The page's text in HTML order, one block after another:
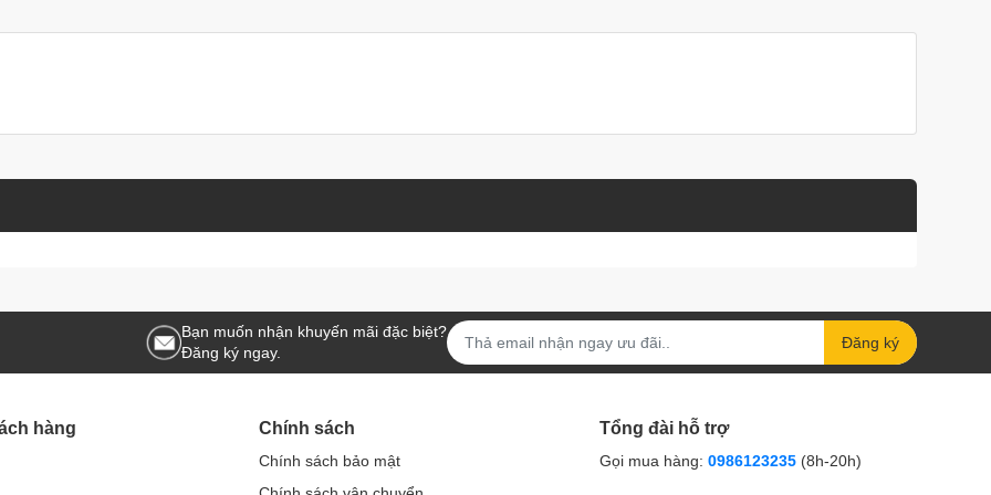
với bàn hình cảm ứng
vào ban đêm giúp mẹ dễ dàng hút sữa mà không làm phiền
Bạn muốn nhận khuyến mãi đặc biệt?
Đăng ký ngay.
Đăng ký
hàng Chính sách
Chính sách bảo mật
Tổng đài hỗ trợ
Gọi mua hàng: 0986123235 (8h-20h)